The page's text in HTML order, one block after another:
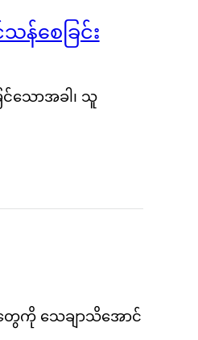
န်စေခြင်း
င်သောအခါ၊ သူ
ေကို သေချာသိအောင်